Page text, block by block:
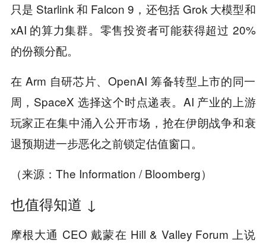
只是 Starlink 和 Falcon 9，还包括 Grok 大模型和
xAI 的算力集群。零售投资者可能获得超过 20%
的份额分配。
在 Arm 自研芯片、OpenAI 筹备转型上市的同一
周，SpaceX 选择这个时点递表。AI 产业的上游
玩家正在集中涌入公开市场，抢在伊朗战争和衰
退预期进一步恶化之前锁定估值窗口。
（来源：The Information / Bloomberg）
也值得知道 ↓
摩根大通 CEO 戴蒙在 Hill & Valley Forum 上说